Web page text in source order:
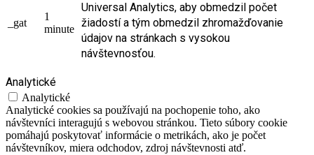
_gat
1
minute
Universal Analytics, aby obmedzil počet
žiadostí a tým obmedzil zhromažďovanie
údajov na stránkach s vysokou
návštevnosťou.
Analytické
Analytické
Analytické cookies sa používajú na pochopenie toho, ako
návštevníci interagujú s webovou stránkou. Tieto súbory cookie
pomáhajú poskytovať informácie o metrikách, ako je počet
návštevníkov, miera odchodov, zdroj návštevnosti atď.